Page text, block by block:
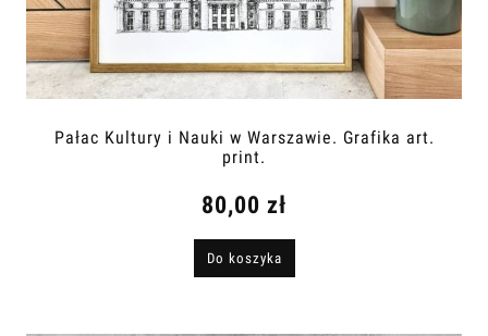
Pałac Kultury i Nauki w Warszawie. Grafika art.
print.
80,00 zł
Do koszyka